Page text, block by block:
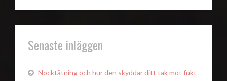
Senaste inläggen
Nocktätning och hur den skyddar ditt tak mot fukt